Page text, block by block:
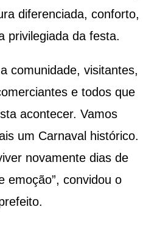
diferenciada, conforto,
privilegiada da festa.
comunidade, visitantes,
e todos que
acontecer. Vamos
um Carnaval histórico.
novamente dias de
emoção”, convidou o